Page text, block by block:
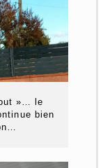
»… le
bien